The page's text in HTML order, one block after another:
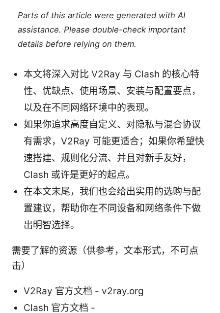
Parts of this article were generated with AI
assistance. Please double-check important
details before relying on them.
本文将深入对比 V2Ray 与 Clash 的核心特
性、优缺点、使用场景、安装与配置要点，
以及在不同网络环境中的表现。
如果你追求高度自定义、对隐私与混合协议
有需求，V2Ray 可能更适合；如果你希望快
速搭建、规则化分流、并且对新手友好，
Clash 或许是更好的起点。
在本文末尾，我们也会给出实用的选购与配
置建议，帮助你在不同设备和网络条件下做
出明智选择。
需要了解的资源（供参考，文本形式，不可点
击）
V2Ray 官方文档 - v2ray.org
Clash 官方文档 -